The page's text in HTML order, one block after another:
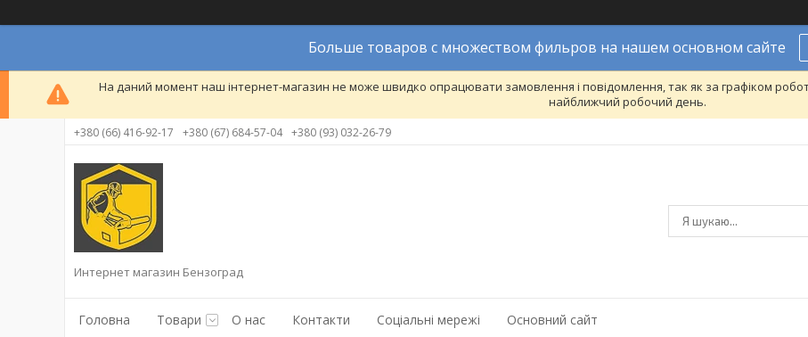
Больше товаров с множеством фильров на нашем основном сайте
На даний момент наш інтернет-магазин не може швидко опрацювати замовлення і повідомлення, так як за графіком
найближчий робочий день.
+380 (66) 416-92-17 +380 (67) 684-57-04 +380 (93) 032-26-79
Интернет магазин Бензоград
Головна Товари О нас Контакти Соціальні мережі Основний сайт